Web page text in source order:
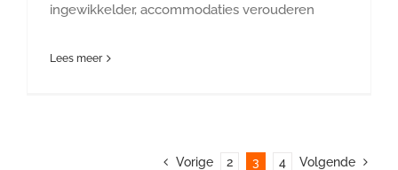
ingewikkelder, accommodaties verouderen
Lees meer
Vorige 2 3 4 Volgende